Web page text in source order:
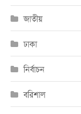
জাতীয়
ঢাকা
নির্বাচন
বরিশাল